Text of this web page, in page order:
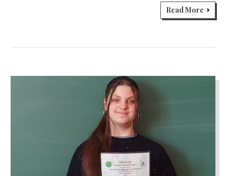
Read More